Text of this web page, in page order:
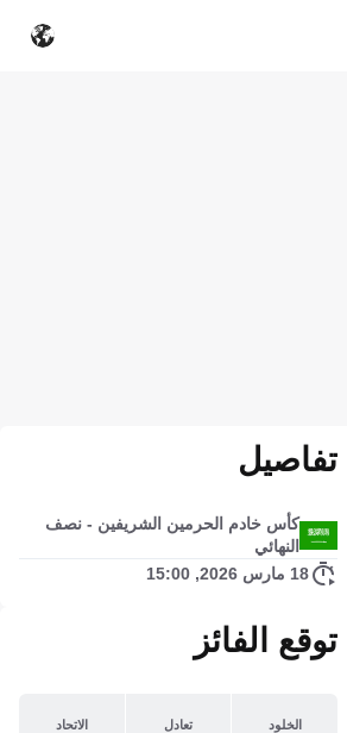
تفاصيل
كأس خادم الحرمين الشريفين - نصف
النهائي
18 مارس 2026, 15:00
توقع الفائز
الخلود تعادل الاتحاد